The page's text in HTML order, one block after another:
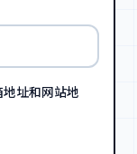
址和网站地